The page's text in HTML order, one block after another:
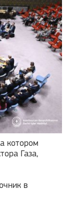
котором
Газа,
в